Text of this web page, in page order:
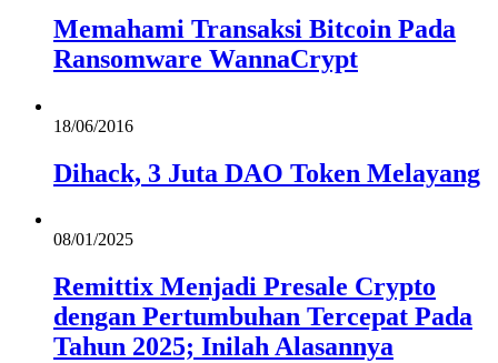
Memahami Transaksi Bitcoin Pada
Ransomware WannaCrypt
18/06/2016
Dihack, 3 Juta DAO Token Melayang
08/01/2025
Remittix Menjadi Presale Crypto
dengan Pertumbuhan Tercepat Pada
Tahun 2025; Inilah Alasannya